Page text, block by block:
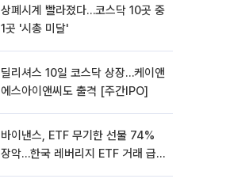
상폐시계 빨라졌다…코스닥 10곳 중
1곳 '시총 미달'
딜리셔스 10일 코스닥 상장…케이앤
에스아이앤씨도 출격 [주간IPO]
바이낸스, ETF 무기한 선물 74%
장악…한국 레버리지 ETF 거래 급